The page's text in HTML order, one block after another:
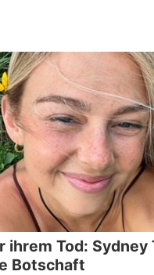
ihrem Tod:
Botschaft